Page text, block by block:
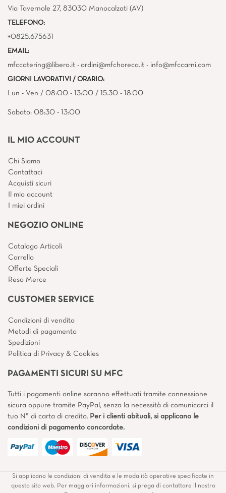
Via Tavernole 27, 83030 Manocalzati (AV)
TELEFONO:
+0825.675631
EMAIL:
mfccatering@libero.it - ordini@mfchoreca.it - info@mfccarni.com
GIORNI LAVORATIVI / ORARIO:
Lun - Ven / 08:00 - 13:00 / 15.30 - 18.00
Sabato: 08:30 - 13:00
IL MIO ACCOUNT
Chi Siamo
Contattaci
Acquisti sicuri
Il mio account
I miei ordini
NEGOZIO ONLINE
Catalogo Articoli
Carrello
Offerte Speciali
Reso Merce
CUSTOMER SERVICE
Condizioni di vendita
Metodi di pagamento
Spedizioni
Politica di Privacy & Cookies
PAGAMENTI SICURI SU MFC
Tutti i pagamenti online saranno effettuati tramite connessione
sicura oppure tramite PayPal, senza la necessità di comunicarci il
tuo N° di carta di credito. Per i clienti abituali, si applicano le
condizioni di pagamento concordate.
Si applicano le condizioni di vendita e le modalità operative specificate in
questo sito web. Per maggiori informazioni, si prega di contattare il nostro